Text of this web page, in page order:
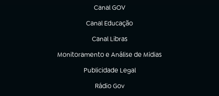
Canal GOV
(abre em nova aba)
Canal Educação
(abre em nova aba)
Canal Libras
(abre em nova aba)
Monitoramento e Análise de Mídias
(abre em nova aba)
Publicidade Legal
(abre em nova aba)
Rádio Gov
(abre em nova aba)